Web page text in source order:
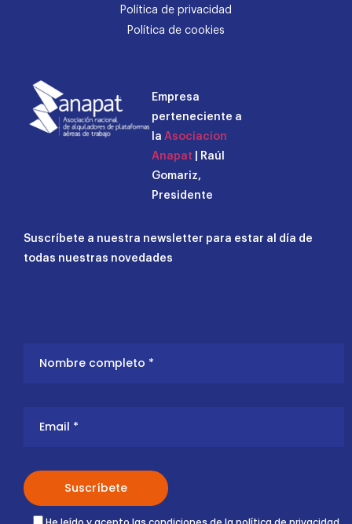
Política de privacidad
Política de cookies
Empresa
perteneciente a
la Asociacion
Anapat | Raúl
Gomariz,
Presidente
Suscríbete a nuestra newsletter para estar al día de
todas nuestras novedades